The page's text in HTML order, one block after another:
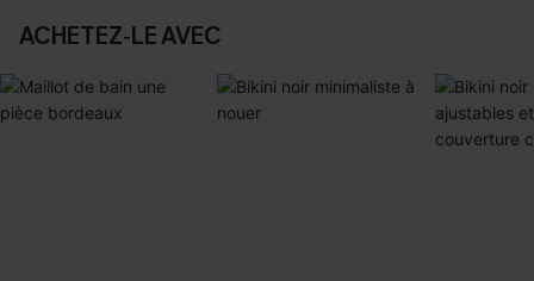
ACHETEZ‑LE AVEC